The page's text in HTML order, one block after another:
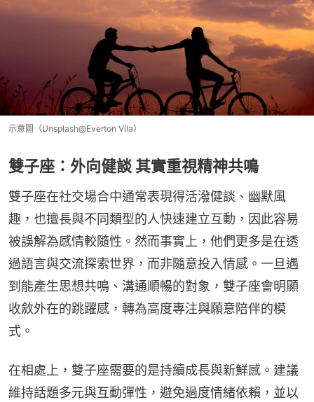
示意圖（Unsplash@Everton Vila）
雙子座：外向健談 其實重視精神共鳴
雙子座在社交場合中通常表現得活潑健談、幽默風
趣，也擅長與不同類型的人快速建立互動，因此容易
被誤解為感情較隨性。然而事實上，他們更多是在透
過語言與交流探索世界，而非隨意投入情感。一旦遇
到能產生思想共鳴、溝通順暢的對象，雙子座會明顯
收斂外在的跳躍感，轉為高度專注與願意陪伴的模
式。
在相處上，雙子座需要的是持續成長與新鮮感。建議
維持話題多元與互動彈性，避免過度情緒依賴，並以